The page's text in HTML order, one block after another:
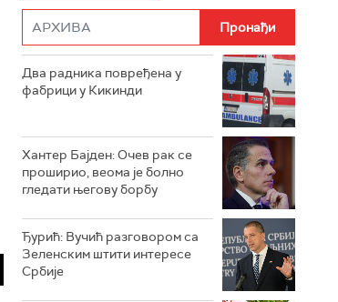
Два радника повређена у
фабрици у Кикинди
Хантер Бајден: Очев рак се
проширио, веома је болно
гледати његову борбу
Ђурић: Вучић разговором са
Зеленским штити интересе
Србије